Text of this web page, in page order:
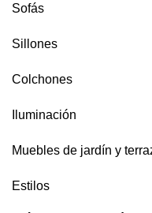
Sofás
Sillones
Colchones
Iluminación
Muebles de jardín y
Estilos